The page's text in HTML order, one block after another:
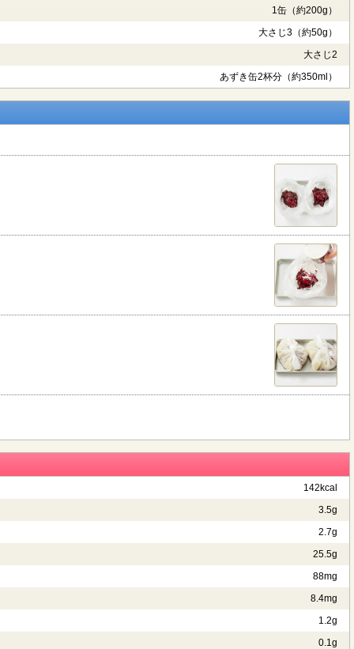
1缶（約200g）
大さじ3（約50g）
大さじ2
あずき缶2杯分（約350ml）
142kcal
3.5g
2.7g
25.5g
88mg
8.4mg
1.2g
0.1g